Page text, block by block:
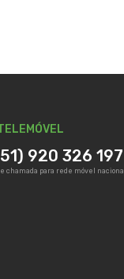
920 326 197
chamada para rede móvel nacional